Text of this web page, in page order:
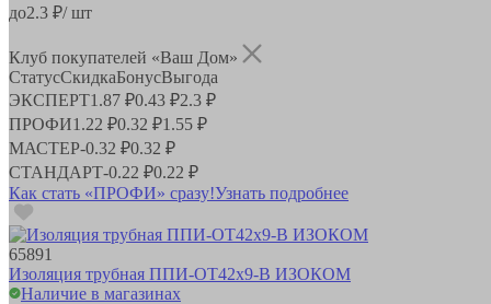
до2.3 ₽/ шт
Клуб покупателей «Ваш Дом»
СтатусСкидкаБонусВыгода
ЭКСПЕРТ1.87 ₽0.43 ₽2.3 ₽
ПРОФИ1.22 ₽0.32 ₽1.55 ₽
МАСТЕР-0.32 ₽0.32 ₽
СТАНДАРТ-0.22 ₽0.22 ₽
Как стать «ПРОФИ» сразу!Узнать подробнее
65891
Изоляция трубная ППИ-ОТ42х9-В ИЗОКОМ
Наличие в магазинах